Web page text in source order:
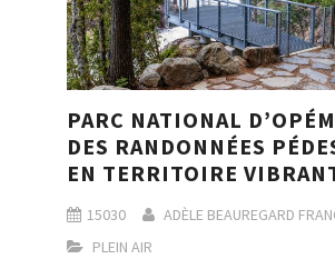
PARC NATIONAL
DES RANDONNÉES
EN TERRITOIRE
15030 ADÈLE BEAUREGARD
PLEIN AIR